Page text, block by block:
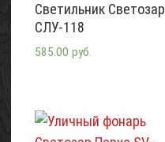
Светильник Светозар
СЛУ-118
585.00 руб.